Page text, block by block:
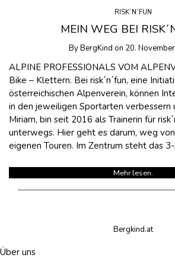
RISK´N´FUN
MEIN WEG BEI
ByBergKind on 20.
ALPINE PROFESSIONALS VOM
Bike – Klettern. Bei risk´n´fun, eine
österreichischen Alpenverein, können
in den jeweiligen Sportarten verbessern
Miriam, bin seit 2016 als Trainerin für
unterwegs. Hier geht es darum, weg
eigenen Touren. Im Zentrum steht das
Mehr lesen.
Bergkind.at
Über uns